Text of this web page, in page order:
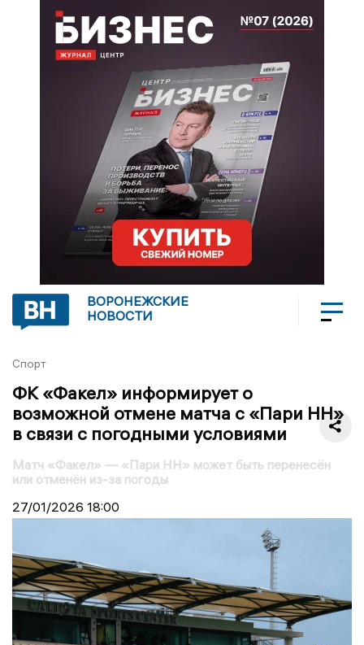
ВОРОНЕЖСКИЕ
НОВОСТИ
Спорт
ФК «Факел» информирует о
возможной отмене матча с «Пари НН»
в связи с погодными условиями
Матч «Факел» — «Пари НН» может быть перенесён
или отменён из-за погоды
27/01/2026 18:00